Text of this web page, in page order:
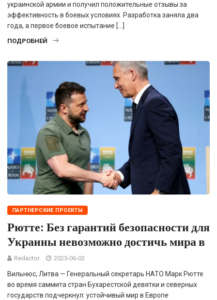
украинской армии и получил положительные отзывы за
эффективность в боевых условиях. Разработка заняла два
года, а первое боевое испытание […]
ПОДРОБНЕЙ
ПАРТНЕРСКИЕ ПРОЕКТЫ
Рютте: Без гарантий безопасности для
Украины невозможно достичь мира в
Redactor 2025-06-02
Вильнюс, Литва — Генеральный секретарь НАТО Марк Рютте
во время саммита стран Бухарестской девятки и северных
государств подчеркнул: устойчивый мир в Европе